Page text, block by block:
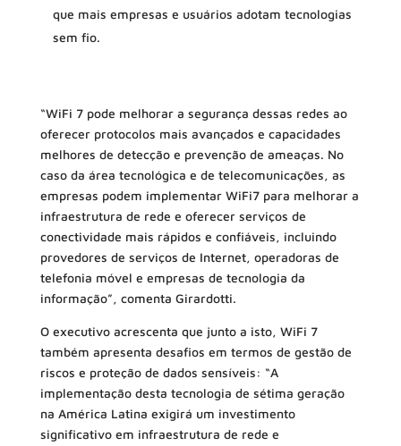
que mais empresas e usuários adotam tecnologias
sem fio.
“WiFi 7 pode melhorar a segurança dessas redes ao
oferecer protocolos mais avançados e capacidades
melhores de detecção e prevenção de ameaças. No
caso da área tecnológica e de telecomunicações, as
empresas podem implementar WiFi7 para melhorar a
infraestrutura de rede e oferecer serviços de
conectividade mais rápidos e confiáveis, incluindo
provedores de serviços de Internet, operadoras de
telefonia móvel e empresas de tecnologia da
informação”, comenta Girardotti.
O executivo acrescenta que junto a isto, WiFi 7
também apresenta desafios em termos de gestão de
riscos e proteção de dados sensíveis: “A
implementação desta tecnologia de sétima geração
na América Latina exigirá um investimento
significativo em infraestrutura de rede e